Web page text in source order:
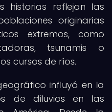
historias reflejan las
originarias
extremos, como
tsunamis o
cursos de ríos.
influyó en la
de diluvios en las